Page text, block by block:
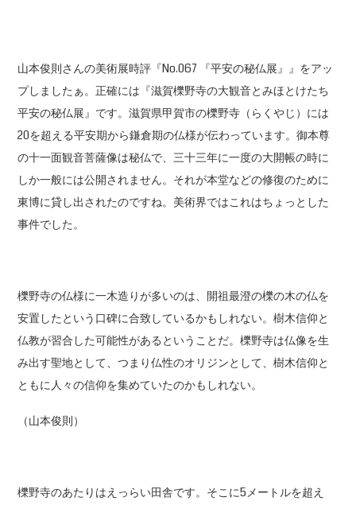
山本俊則さんの美術展時評『No.067 『平安の秘仏展』』をアッ
プしましたぁ。正確には『滋賀櫟野寺の大観音とみほとけたち
平安の秘仏展』です。滋賀県甲賀市の櫟野寺（らくやじ）には
20を超える平安期から鎌倉期の仏様が伝わっています。御本尊
の十一面観音菩薩像は秘仏で、三十三年に一度の大開帳の時に
しか一般には公開されません。それが本堂などの修復のために
東博に貸し出されたのですね。美術界ではこれはちょっとした
事件でした。
櫟野寺の仏様に一木造りが多いのは、開祖最澄の櫟の木の仏を
安置したという口碑に合致しているかもしれない。樹木信仰と
仏教が習合した可能性があるということだ。櫟野寺は仏像を生
み出す聖地として、つまり仏性のオリジンとして、樹木信仰と
ともに人々の信仰を集めていたのかもしれない。
（山本俊則）
櫟野寺のあたりはえっらい田舎です。そこに5メートルを超え